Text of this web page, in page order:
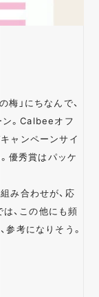
」にちなんで、
ン。Calbeeオフ
ャンペーンサイ
優秀賞はパッケ
み合わせが、応
、この他にも頻
考になりそう。